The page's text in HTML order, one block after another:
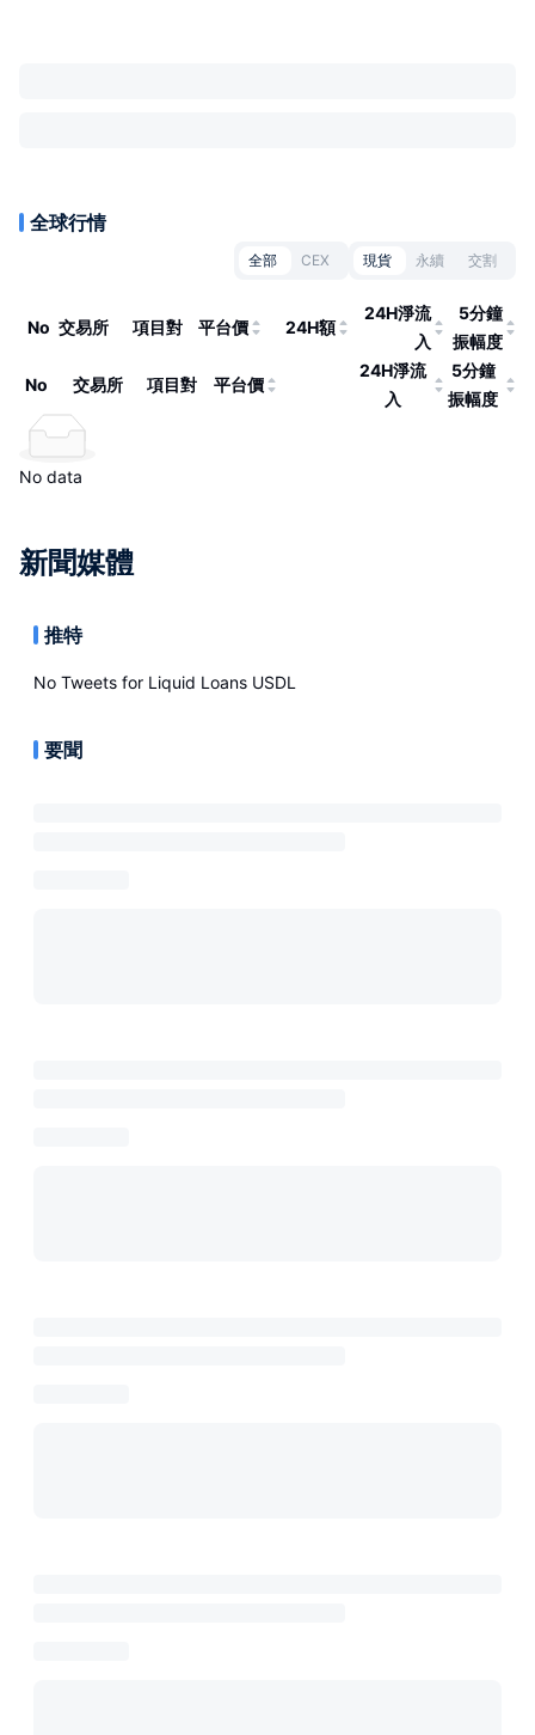
全球行情
全部 CEX 現貨 永續 交割
No 交易所 項目對 平台價 24H額
24H淨流
入
5分鐘
振幅度
No 交易所 項目對 平台價
24H淨流
入
5分鐘
振幅度
No data
新聞媒體
推特
No Tweets for Liquid Loans USDL
要聞